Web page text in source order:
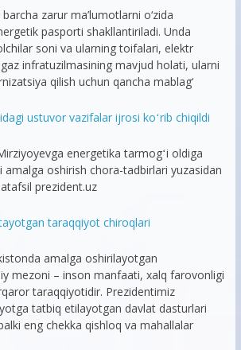
zarur ma’lumotlarni o‘zida
pasporti shakllantiriladi. Unda
soni va ularning toifalari, elektr
infratuzilmasining mavjud holati, ularni
qilish uchun qancha mablag‘
ustuvor vazifalar ijrosi koʻrib chiqildi
energetika tarmogʻi oldiga
amalga oshirish chora-tadbirlari yuzasidan
prezident.uz
taraqqiyot chiroqlari
amalga oshirilayotgan
mezoni – inson manfaati, xalq farovonligi
taraqqiyotidir. Prezidentimiz
tatbiq etilayotgan davlat dasturlari
eng chekka qishloq va mahallalar